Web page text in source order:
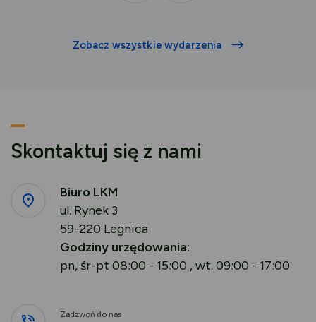
Zobacz wszystkie wydarzenia
Skontaktuj się z nami
Biuro LKM
ul. Rynek 3
59-220 Legnica
Godziny urzędowania:
pn, śr-pt 08:00 - 15:00 , wt. 09:00 - 17:00
Zadzwoń do nas